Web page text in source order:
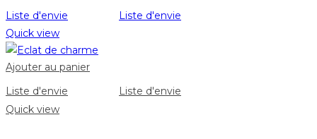
Liste d'envie
Liste d'envie
Quick view
Ajouter au panier
Liste d'envie
Liste d'envie
Quick view